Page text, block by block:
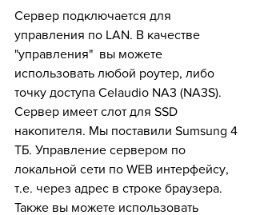
Сервер подключается для
управления по LAN. В качестве
"управления"  вы можете
использовать любой роутер, либо
точку доступа Celaudio NA3 (NA3S).
Сервер имеет слот для SSD
накопителя. Мы поставили Sumsung 4
ТБ. Управление сервером по
локальной сети по WEB интерфейсу,
т.е. через адрес в строке браузера.
Также вы можете использовать